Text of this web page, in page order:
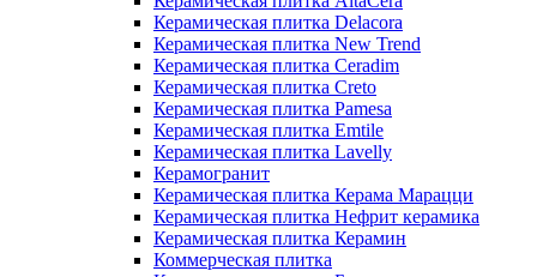
Керамическая плитка Delacora
Керамическая плитка New Trend
Керамическая плитка Ceradim
Керамическая плитка Creto
Керамическая плитка Pamesa
Керамическая плитка Emtile
Керамическая плитка Lavelly
Керамогранит
Керамическая плитка Керама Марацци
Керамическая плитка Нефрит керамика
Керамическая плитка Керамин
Коммерческая плитка